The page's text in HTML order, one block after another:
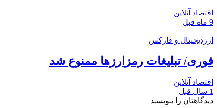
اقتصاد آنلاین
9 ماه قبل
ارزدیجیتال و فارکس
فوری/ تبلیغات رمزارزها ممنوع شد
اقتصاد آنلاین
1 سال قبل
دیدگاهتان را بنویسید